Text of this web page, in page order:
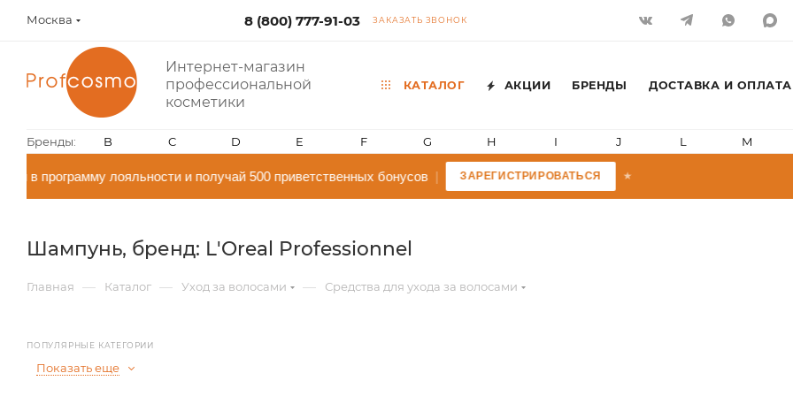
Москва 8 (800) 777-91-03 ЗАКАЗАТЬ ЗВОНОК
Интернет-магазин
профессиональной
косметики
КАТАЛОГ АКЦИИ БРЕНДЫ ДОСТАВКА И ОПЛАТА
Бренды: B C D E F G H I J L M
в программу лояльности и получай 500 приветственных бонусов| ЗАРЕГИСТРИРОВАТЬСЯ
Шампунь, бренд: L'Oreal Professionnel
Главная — Каталог — Уход за волосами — Средства для ухода за волосами
ПОПУЛЯРНЫЕ КАТЕГОРИИ
Показать еще